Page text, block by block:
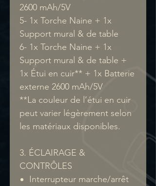
2600 mAh/5V
5- 1x Torche Naine + 1x
Support mural & de table
6- 1x Torche Naine + 1x
Support mural & de table +
1x Étui en cuir** + 1x Batterie
externe 2600 mAh/5V
**La couleur de l’étui en cuir
peut varier légèrement selon
les matériaux disponibles.
3. ÉCLAIRAGE &
CONTRÔLES
Interrupteur marche/arrêt